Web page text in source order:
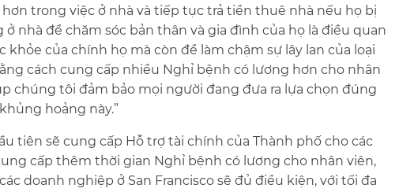
trong việc ở nhà và tiếp tục trả tiền thuê nhà nếu họ bị
nhà để chăm sóc bản thân và gia đình của họ là điều quan
của chính họ mà còn để làm chậm sự lây lan của loại
cách cung cấp nhiều Nghỉ bệnh có lương hơn cho nhân
chúng tôi đảm bảo mọi người đang đưa ra lựa chọn đúng
hoảng này.”​​
tiên sẽ cung cấp Hỗ trợ tài chính của Thành phố cho các
cấp thêm thời gian Nghỉ bệnh có lương cho nhân viên,
doanh nghiệp ở San Francisco sẽ đủ điều kiện, với tối đa